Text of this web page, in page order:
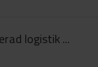
logistik ...